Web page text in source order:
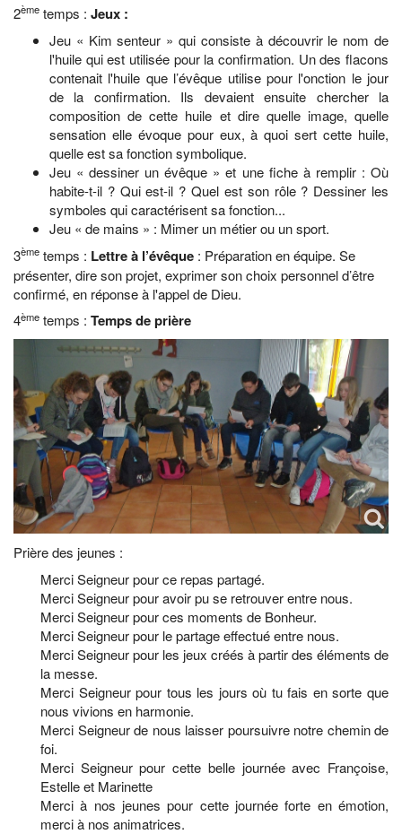
2ème temps : Jeux :
Jeu « Kim senteur » qui consiste à découvrir le nom de
l'huile qui est utilisée pour la confirmation. Un des flacons
contenait l'huile que l’évêque utilise pour l'onction le jour
de la confirmation. Ils devaient ensuite chercher la
composition de cette huile et dire quelle image, quelle
sensation elle évoque pour eux, à quoi sert cette huile,
quelle est sa fonction symbolique.
Jeu « dessiner un évêque » et une fiche à remplir : Où
habite-t-il ? Qui est-il ? Quel est son rôle ? Dessiner les
symboles qui caractérisent sa fonction...
Jeu « de mains » : Mimer un métier ou un sport.
3ème temps : Lettre à l’évêque : Préparation en équipe. Se
présenter, dire son projet, exprimer son choix personnel d’être
confirmé, en réponse à l'appel de Dieu.
4ème temps : Temps de prière
Prière des jeunes :
Merci Seigneur pour ce repas partagé.
Merci Seigneur pour avoir pu se retrouver entre nous.
Merci Seigneur pour ces moments de Bonheur.
Merci Seigneur pour le partage effectué entre nous.
Merci Seigneur pour les jeux créés à partir des éléments de
la messe.
Merci Seigneur pour tous les jours où tu fais en sorte que
nous vivions en harmonie.
Merci Seigneur de nous laisser poursuivre notre chemin de
foi.
Merci Seigneur pour cette belle journée avec Françoise,
Estelle et Marinette
Merci à nos jeunes pour cette journée forte en émotion,
merci à nos animatrices.